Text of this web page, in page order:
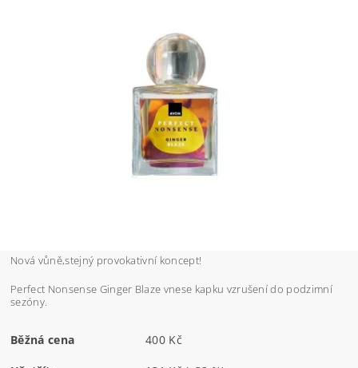
Nová vůně,stejný provokativní koncept!
Perfect Nonsense Ginger Blaze vnese kapku vzrušení do podzimní
sezóny.
Běžná cena 400 Kč